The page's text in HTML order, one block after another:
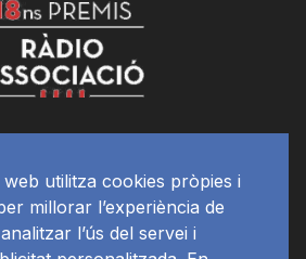
utilitza cookies pròpies i
millorar l’experiència de
l’ús del servei i